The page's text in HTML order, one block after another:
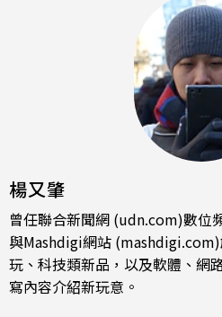
楊又肇
曾任聯合新聞網 (udn.com)數位
與Mashdigi網站
玩、科技類新品，以及軟體、網
寫內容介紹新玩意。